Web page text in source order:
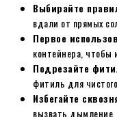
Выбирайте
вдали от прямых
Первое
контейнера, чтобы
Подрезайте
фитиль для
Избегайте
вызвать дымление.